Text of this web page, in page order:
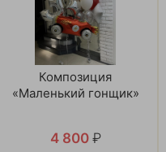
Композиция
«Маленький гонщик»
4 800 ₽